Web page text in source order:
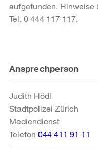
aufgefunden. Hinweise
Tel. 0 444 117 117.
Weitere
Informationen
Ansprechperson
Judith Hödl
Stadtpolizei Zürich
Mediendienst
Telefon 044 411 91 11